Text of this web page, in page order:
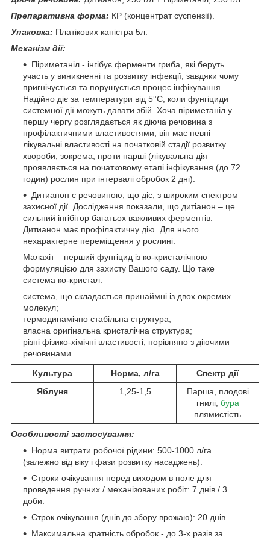
Препаративна форма: КР (концентрат суспензії).
Упаковка: Платікових каністра 5л.
Механізм дії:
Піриметаніл - інгібує ферменти гриба, які беруть
участь у виникненні та розвитку інфекції, завдяки чому
пригнічується та порушується процес інфікування.
Надійно діє за температури від 5°С, коли фунгіциди
системної дії можуть давати збій. Хоча піриметаніл у
першу чергу розглядається як діюча речовина з
профілактичними властивостями, він має певні
лікувальні властивості на початковій стадії розвитку
хвороби, зокрема, проти парші (лікувальна дія
проявляється на початковому етапі інфікування (до 72
годин) рослин при інтервалі обробок 2 дні).
Дитианон є речовиною, що діє, з широким спектром
захисної дії. Дослідження показали, що дитіанон – це
сильний інгібітор багатьох важливих ферментів.
Дитианон має профілактичну дію. Для нього
нехарактерне переміщення у рослині.
Малахіт – перший фунгіцид із ко-кристалічною
формуляцією для захисту Вашого саду. Що таке
система ко-кристал:
система, що складається принаймні із двох окремих
молекул;
термодинамічно стабільна структура;
власна оригінальна кристалічна структура;
різні фізико-хімічні властивості, порівняно з діючими
речовинами.
Культура Норма, л/га
Спектр дії
Яблуня
1,25-1,5
Парша, плодові
гнилі, бура
плямистість
Особливості застосування:
Норма витрати робочої рідини: 500-1000 л/га
(залежно від віку і фази розвитку насаджень).
Строки очікування перед виходом в поле для
проведення ручних / механізованих робіт: 7 днів / 3
доби.
Строк очікування (днів до збору врожаю): 20 днів.
Максимальна кратність обробок - до 3-х разів за